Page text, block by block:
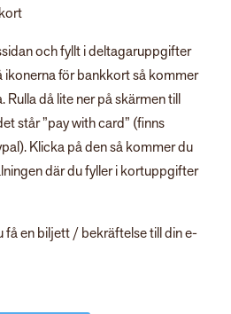
och fyllt i deltagaruppgifter
ikonerna för bankkort så kommer
Rulla då lite ner på skärmen till
står ”pay with card” (finns
Klicka på den så kommer du
där du fyller i kortuppgifter
få en biljett / bekräftelse till din e-